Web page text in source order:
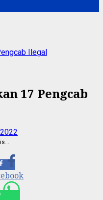
Ilegal
17 Pengcab